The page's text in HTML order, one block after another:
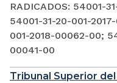
RADICADOS: 54001-
54001-31-20-001-
001-2018-00062-00;
00041-00
Tribunal Superior